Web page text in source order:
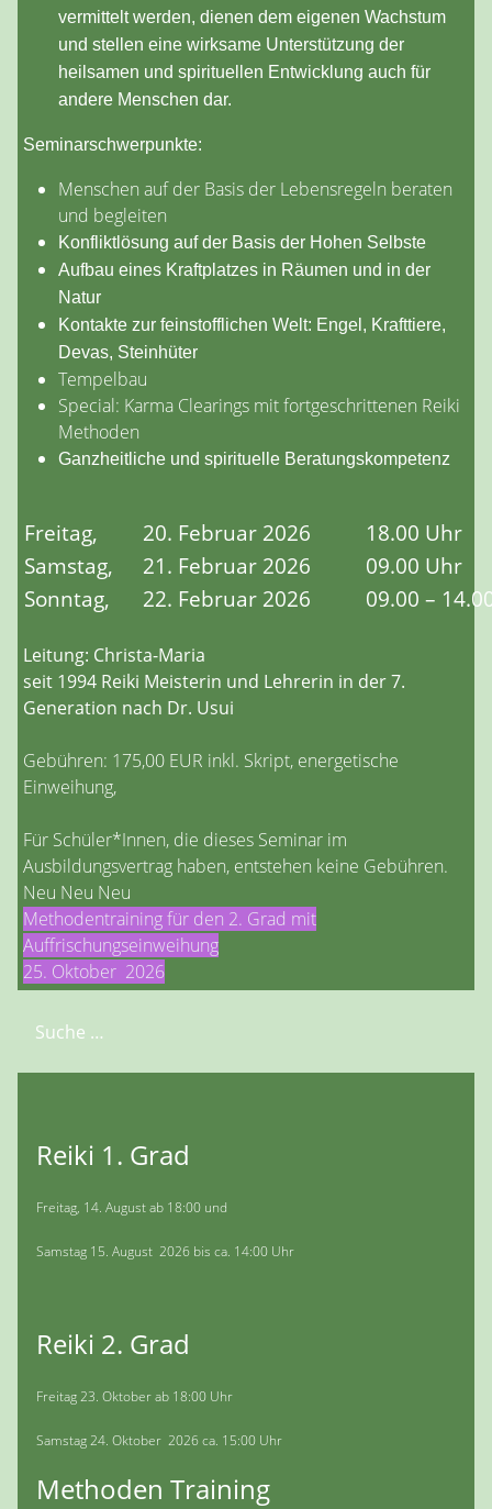
vermittelt werden, dienen dem eigenen Wachstum
und stellen eine wirksame Unterstützung der
heilsamen und spirituellen Entwicklung auch für
andere Menschen dar.
Seminarschwerpunkte:
Menschen auf der Basis der Lebensregeln beraten
und begleiten
Konfliktlösung auf der Basis der Hohen Selbste
Aufbau eines Kraftplatzes in Räumen und in der
Natur
Kontakte zur feinstofflichen Welt: Engel, Krafttiere,
Devas, Steinhüter
Tempelbau
Special: Karma Clearings mit fortgeschrittenen Reiki
Methoden
Ganzheitliche und spirituelle Beratungskompetenz
Freitag, 20. Februar 2026
18.00 Uhr
Samstag,
21. Februar 2026
09.00 Uhr
Sonntag,
22. Februar 2026 09.00 –
Leitung: Christa-Maria
seit 1994 Reiki Meisterin und Lehrerin in der 7.
Generation nach Dr. Usui
Gebühren: 175,00 EUR inkl. Skript, energetische
Einweihung,
Für Schüler*Innen, die dieses Seminar im
Ausbildungsvertrag haben, entstehen keine Gebühren.
Neu Neu Neu
Methodentraining für den 2. Grad mit
Auffrischungseinweihung
25. Oktober 2026
Suchen
Reiki 1. Grad
Freitag, 14. August ab 18:00 und
Samstag 15. August 2026 bis ca. 14:00 Uhr
Reiki 2. Grad
Freitag 23. Oktober ab 18:00 Uhr
Samstag 24. Oktober 2026 ca. 15:00 Uhr
Methoden Training